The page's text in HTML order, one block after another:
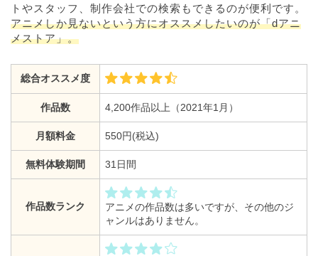
トやスタッフ、制作会社での検索もできるのが便利です。
アニメしか見ないという方にオススメしたいのが「dアニ
メストア」。
総合オススメ度
作品数 4,200作品以上（2021年1月）
月額料金 550円(税込)
無料体験期間 31日間
作品数ランク
アニメの作品数は多いですが、その他のジ
ャンルはありません。